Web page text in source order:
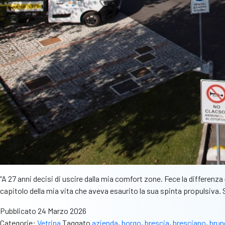
“A 27 anni decisi di uscire dalla mia comfort zone. Fece la
capitolo della mia vita che aveva esaurito la sua spinta
Pubblicato 24 Marzo 2026
Categorie: Vetrina Taggato azienda, borgo, brescia, bresciano,